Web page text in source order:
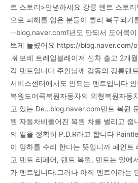
트 스토리>안녕하세요 강릉 덴트 스토
으로 피해를 입은 분들이 빨리 복구되기
···blog.naver.com1년도 안되서 도어콕
쁘게 늘렸어요 https://
.쉐보레 트레일블레이저 신차 출고 2개
각 덴트입니다 주인님께 감동의 강릉덴
서비스센터에서도 안되는 덴트입니다
복원도어콕복원자동차의 외형복원자동
고 있는 De…blog.naver.com덴트 복원
원 자동차비뚤어진 복원 차를 벌리고 줍
의 일을 정확히 P.D.R라고 합니다
이 망하를 수리 한다는 뜻입니까 페인트
고 덴트 리페어, 덴트 복원, 덴트는 말에
가 덴트입니다.그러나 아직 덴트이라는